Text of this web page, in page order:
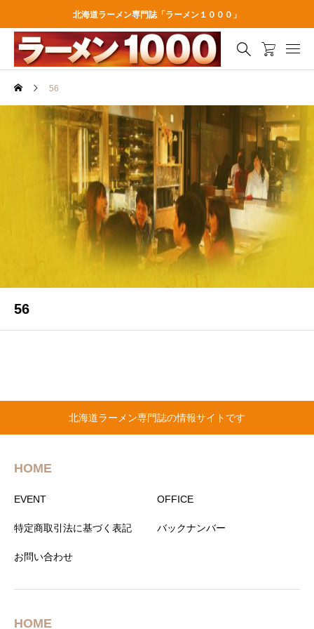
北海道ラーメン専門誌「ラーメン１０００」
56
56
北海道ラーメン専門誌の情報サイトです
HOME
EVENT OFFICE
特定商取引法に基づく表記 バックナンバー
お問い合わせ
HOME